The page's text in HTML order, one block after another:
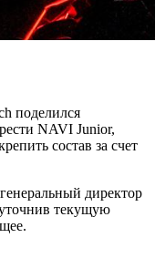
поделился
NAVI Junior,
состав за счет
директор
текущую